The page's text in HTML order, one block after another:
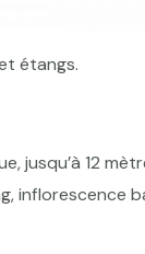
étangs.
jusqu’à 12
inflorescence